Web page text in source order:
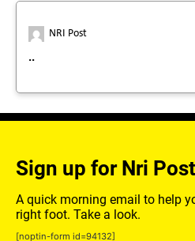
NRI Post
..
Sign up for Nri
A quick morning email to help
right foot. Take a look.
[noptin-form id=94132]